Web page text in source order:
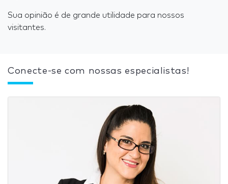
Sua opinião é de grande utilidade para nossos
visitantes.
Conecte-se com nossas especialistas!